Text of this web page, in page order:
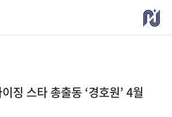
징 스타 총출동 ‘경호원’ 4월